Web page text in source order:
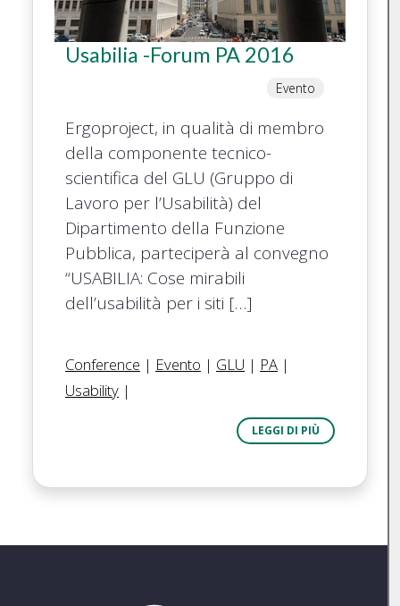
Usabilia -Forum PA 2016
Evento
Ergoproject, in qualità di membro
della componente tecnico-
scientifica del GLU (Gruppo di
Lavoro per l’Usabilità) del
Dipartimento della Funzione
Pubblica, parteciperà al convegno
“USABILIA: Cose mirabili
dell’usabilità per i siti […]
Conference | Evento | GLU | PA |
Usability |
LEGGI DI PIÙ